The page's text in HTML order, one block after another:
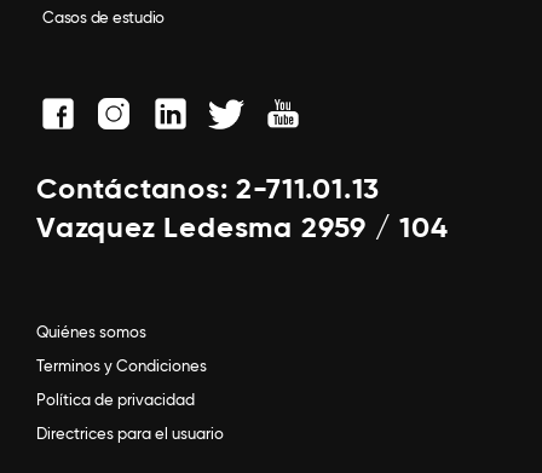
Casos de estudio
Contáctanos: 2-711.01.13
Vazquez Ledesma 2959 / 104
Quiénes somos
Terminos y Condiciones
Política de privacidad
Directrices para el usuario